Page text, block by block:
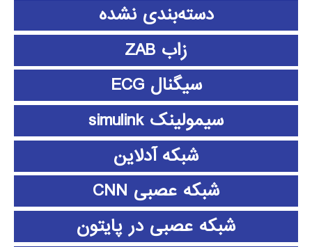
دسته‌بندی نشده
زاب ZAB
سیگنال ECG
سیمولینک simulink
شبکه آدلاین
شبکه عصبی CNN
شبکه عصبی در پایتون